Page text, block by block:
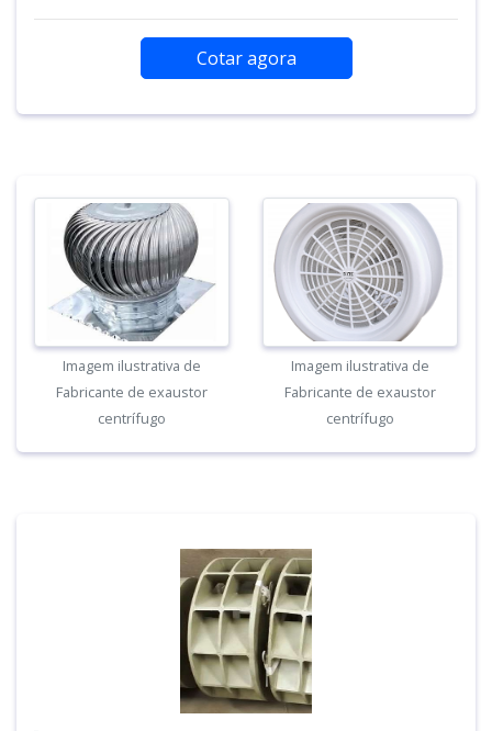
Cotar agora
Imagem ilustrativa de
Fabricante de exaustor
centrífugo
Imagem ilustrativa de
Fabricante de exaustor
centrífugo